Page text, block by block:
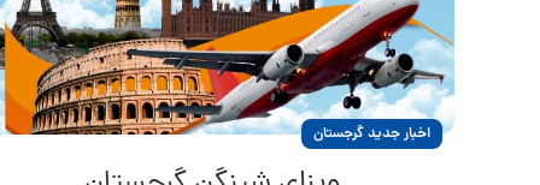
اخبار جدید گرجستان